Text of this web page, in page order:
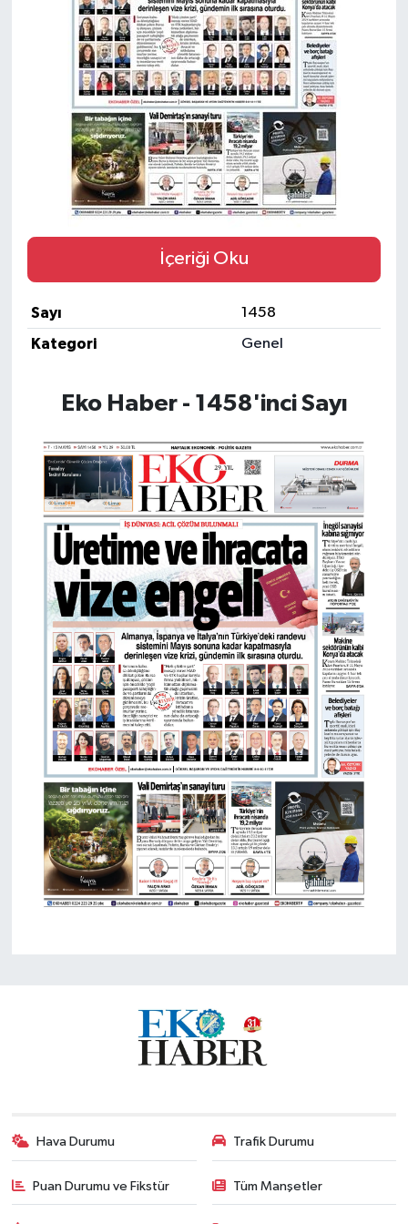
İçeriği Oku
Sayı
1458
Kategori
Genel
Eko Haber - 1458'inci Sayı
Hava Durumu Trafik Durumu
Puan Durumu ve Fikstür Tüm Manşetler